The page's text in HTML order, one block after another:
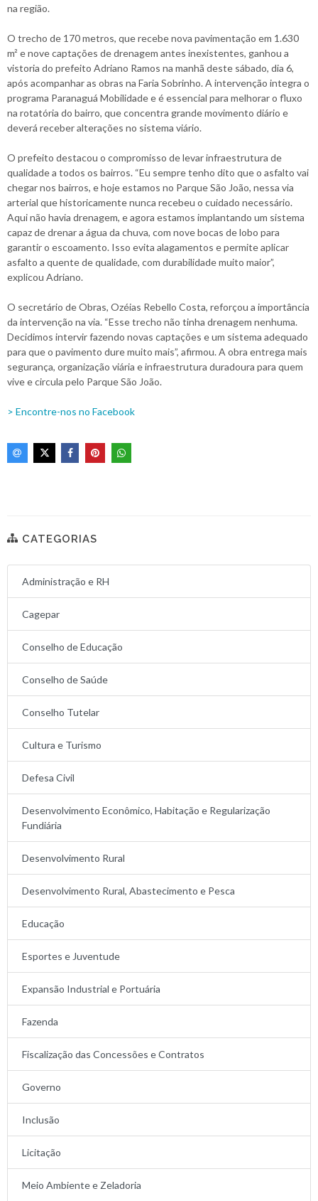
na região.
O trecho de 170 metros, que recebe nova pavimentação em 1.630
m² e nove captações de drenagem antes inexistentes, ganhou a
vistoria do prefeito Adriano Ramos na manhã deste sábado, dia 6,
após acompanhar as obras na Faria Sobrinho. A intervenção integra o
programa Paranaguá Mobilidade e é essencial para melhorar o fluxo
na rotatória do bairro, que concentra grande movimento diário e
deverá receber alterações no sistema viário.
O prefeito destacou o compromisso de levar infraestrutura de
qualidade a todos os bairros. “Eu sempre tenho dito que o asfalto vai
chegar nos bairros, e hoje estamos no Parque São João, nessa via
arterial que historicamente nunca recebeu o cuidado necessário.
Aqui não havia drenagem, e agora estamos implantando um sistema
capaz de drenar a água da chuva, com nove bocas de lobo para
garantir o escoamento. Isso evita alagamentos e permite aplicar
asfalto a quente de qualidade, com durabilidade muito maior”,
explicou Adriano.
O secretário de Obras, Ozéias Rebello Costa, reforçou a importância
da intervenção na via. “Esse trecho não tinha drenagem nenhuma.
Decidimos intervir fazendo novas captações e um sistema adequado
para que o pavimento dure muito mais”, afirmou. A obra entrega mais
segurança, organização viária e infraestrutura duradoura para quem
vive e circula pelo Parque São João.
> Encontre-nos no Facebook
CATEGORIAS
Administração e RH
Cagepar
Conselho de Educação
Conselho de Saúde
Conselho Tutelar
Cultura e Turismo
Defesa Civil
Desenvolvimento Econômico, Habitação e Regularização
Fundiária
Desenvolvimento Rural
Desenvolvimento Rural, Abastecimento e Pesca
Educação
Esportes e Juventude
Expansão Industrial e Portuária
Fazenda
Fiscalização das Concessões e Contratos
Governo
Inclusão
Licitação
Meio Ambiente e Zeladoria